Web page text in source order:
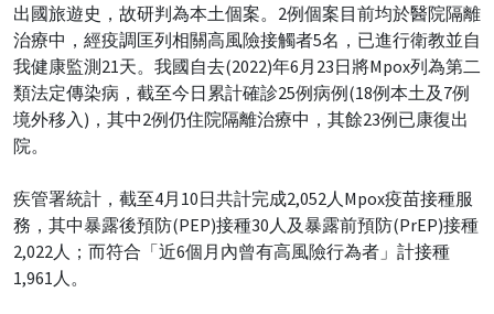
出國旅遊史，故研判為本土個案。2例個案目前均於醫院隔離
治療中，經疫調匡列相關高風險接觸者5名，已進行衛教並自
我健康監測21天。我國自去(2022)年6月23日將Mpox列為第二
類法定傳染病，截至今日累計確診25例病例(18例本土及7例
境外移入)，其中2例仍住院隔離治療中，其餘23例已康復出
院。
疾管署統計，截至4月10日共計完成2,052人Mpox疫苗接種服
務，其中暴露後預防(PEP)接種30人及暴露前預防(PrEP)接種
2,022人；而符合「近6個月內曾有高風險行為者」計接種
1,961人。